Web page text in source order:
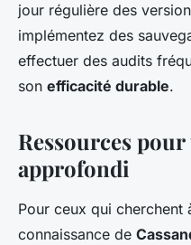
jour régulière des
implémentez des
effectuer des audits
son efficacité durable.
Ressources
approfondi
Pour ceux qui
connaissance de